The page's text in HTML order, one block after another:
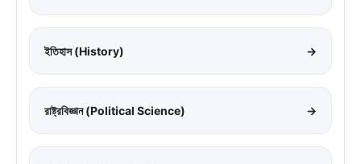
ইতিহাস (History) →
রাষ্ট্রবিজ্ঞান (Political Science) →